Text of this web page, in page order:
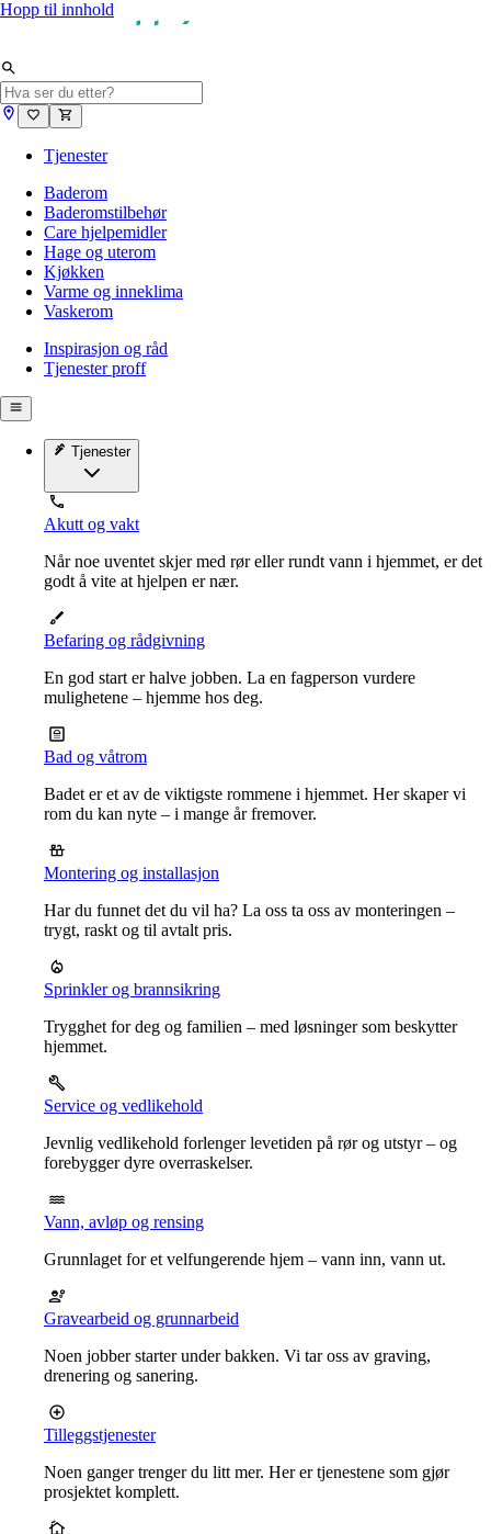
Hopp til innhold
Tjenester
Baderom
Baderomstilbehør
Care hjelpemidler
Hage og uterom
Kjøkken
Varme og inneklima
Vaskerom
Inspirasjon og råd
Tjenester proff
Tjenester
Akutt og vakt
Når noe uventet skjer med rør eller rundt vann i hjemmet, er det
godt å vite at hjelpen er nær.
Befaring og rådgivning
En god start er halve jobben. La en fagperson vurdere
mulighetene – hjemme hos deg.
Bad og våtrom
Badet er et av de viktigste rommene i hjemmet. Her skaper vi
rom du kan nyte – i mange år fremover.
Montering og installasjon
Har du funnet det du vil ha? La oss ta oss av monteringen –
trygt, raskt og til avtalt pris.
Sprinkler og brannsikring
Trygghet for deg og familien – med løsninger som beskytter
hjemmet.
Service og vedlikehold
Jevnlig vedlikehold forlenger levetiden på rør og utstyr – og
forebygger dyre overraskelser.
Vann, avløp og rensing
Grunnlaget for et velfungerende hjem – vann inn, vann ut.
Gravearbeid og grunnarbeid
Noen jobber starter under bakken. Vi tar oss av graving,
drenering og sanering.
Tilleggstjenester
Noen ganger trenger du litt mer. Her er tjenestene som gjør
prosjektet komplett.